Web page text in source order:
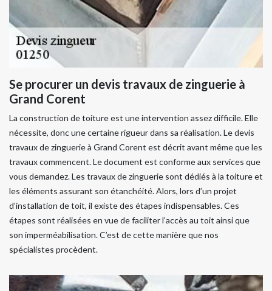
Se procurer un devis travaux de zinguerie à
Grand Corent
La construction de toiture est une intervention assez difficile. Elle
nécessite, donc une certaine rigueur dans sa réalisation. Le devis
travaux de zinguerie à Grand Corent est décrit avant même que les
travaux commencent. Le document est conforme aux services que
vous demandez. Les travaux de zinguerie sont dédiés à la toiture et
les éléments assurant son étanchéité. Alors, lors d’un projet
d’installation de toit, il existe des étapes indispensables. Ces
étapes sont réalisées en vue de faciliter l’accès au toit ainsi que
son imperméabilisation. C’est de cette manière que nos
spécialistes procèdent.